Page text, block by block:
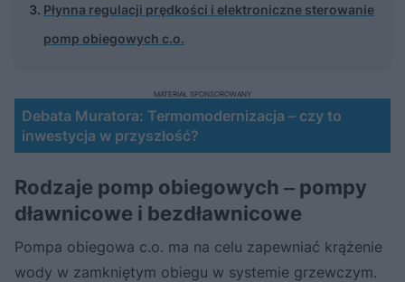
Płynna regulacji prędkości i elektroniczne sterowanie
pomp obiegowych c.o.
Debata Muratora: Termomodernizacja – czy to
inwestycja w przyszłość?
MATERIAŁ SPONSOROWANY
Rodzaje pomp obiegowych ‒ pompy
dławnicowe i bezdławnicowe
Pompa obiegowa c.o. ma na celu zapewniać krążenie
wody w zamkniętym obiegu w systemie grzewczym.